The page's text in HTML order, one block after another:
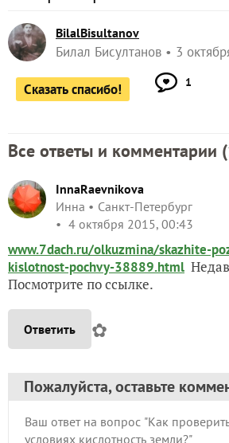
BilalBisultanov
Билал Бисултанов 3
Сказать спасибо! 1
Все ответы и комментарии (
InnaRaevnikova
Инна
Санкт-Петербург
4 октября 2015, 00:43
www.7dach.ru/olkuzmina/skazhite-
kislotnost-pochvy-38889.html
Посмотрите по ссылке.
Ответить ✿
Пожалуйста, оставьте